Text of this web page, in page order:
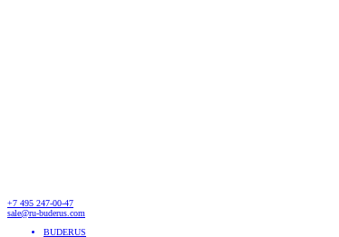
+7 495 247-00-47
sale@ru-buderus.com
BUDERUS